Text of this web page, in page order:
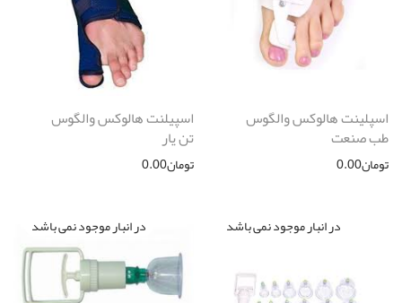
اسپلينت هالوكس والگوس
طب صنعت
تومان0.00
اسپیلنت هالوکس والگوس
تن یار
تومان0.00